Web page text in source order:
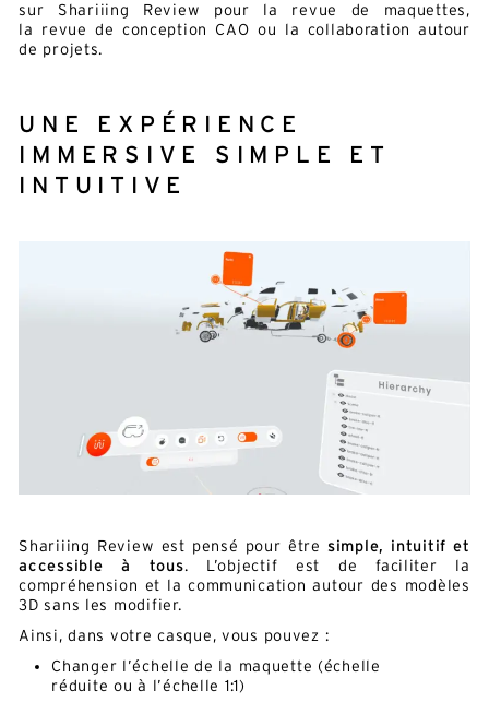
sur Shariiing Review pour la revue de maquettes,
la revue de conception CAO ou la collaboration autour
de projets.
UNE EXPÉRIENCE
IMMERSIVE SIMPLE ET
INTUITIVE
Shariiing Review est pensé pour êtresimple, intuitif et
accessible à tous. L’objectif est de faciliter la
compréhension et la communication autour des modèles
3D sans les modifier.
Ainsi, dans votre casque, vous pouvez :
Changer l’échelle de la maquette (échelle
réduite ou à l’échelle 1:1)